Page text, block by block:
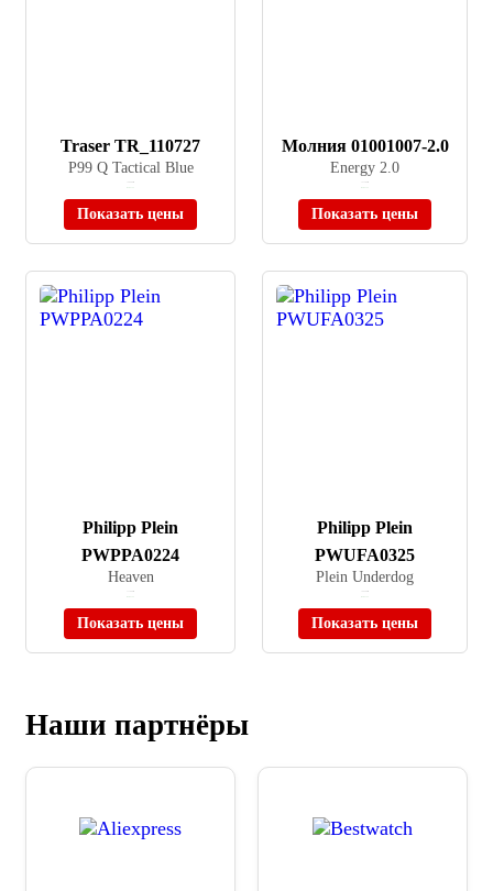
Traser TR_110727
P99 Q Tactical Blue
Показать цены
Молния 01001007-2.0
Energy 2.0
Показать цены
Philipp Plein
PWPPA0224
Heaven
Показать цены
Philipp Plein
PWUFA0325
Plein Underdog
Показать цены
Наши партнёры